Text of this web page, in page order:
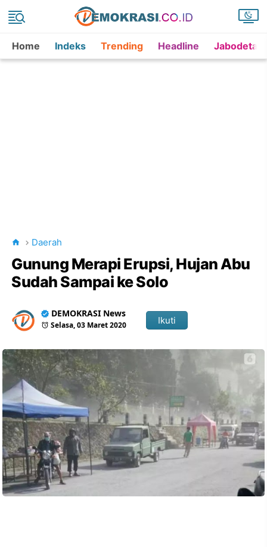
Home Indeks Trending Headline
Daerah
Gunung Merapi Erupsi, Hujan Abu
Sudah Sampai ke Solo
DEMOKRASI News
Selasa, 03 Maret 2020 Ikuti